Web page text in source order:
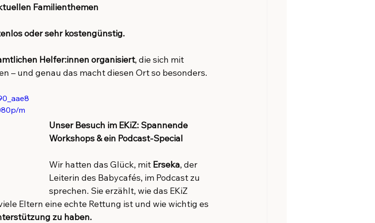
Familienthemen
oder sehr kostengünstig.
Helfer:innen organisiert, die sich mit
– und genau das macht diesen Ort so besonders.
m
Unser Besuch im EKiZ: Spannende
Workshops & ein Podcast-Special
Wir hatten das Glück, mit Erseka, der
Leiterin des Babycafés, im Podcast zu
sprechen. Sie erzählt, wie das EKiZ
Eltern eine echte Rettung ist und wie wichtig es
zu haben.